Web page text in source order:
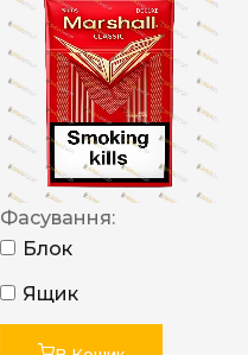
Фасування:
Блок
Ящик